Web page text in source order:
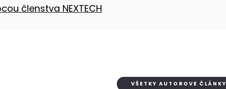
členstva NEXTECH
VŠETKY AUTOROVE ČLÁNKY